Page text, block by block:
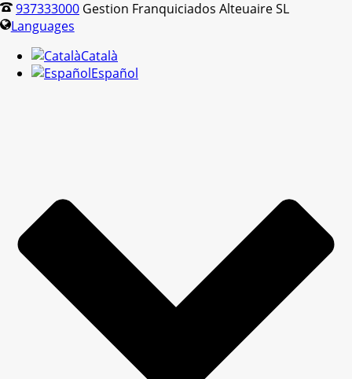
937333000 Gestion Franquiciados Alteuaire SL
Languages
Català
Español